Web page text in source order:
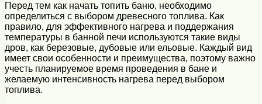
Перед тем как начать топить баню, необходимо
определиться с выбором древесного топлива. Как
правило, для эффективного нагрева и поддержания
температуры в банной печи используются такие виды
дров, как березовые, дубовые или ельовые. Каждый вид
имеет свои особенности и преимущества, поэтому важно
учесть планируемое время проведения в бане и
желаемую интенсивность нагрева перед выбором
топлива.